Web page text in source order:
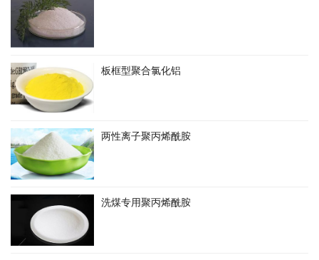
板框型聚合氯化铝
两性离子聚丙烯酰胺
洗煤专用聚丙烯酰胺